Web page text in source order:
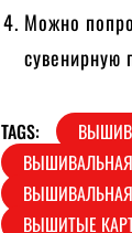
Можно
TAGS:
ВЫШИТЫЕ